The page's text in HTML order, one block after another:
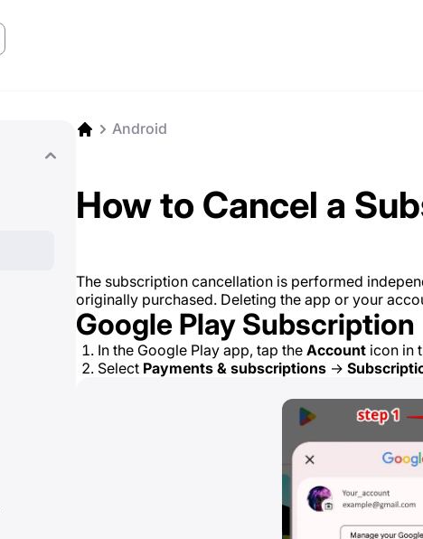
Android
How to Cancel a
The subscription cancellation is performed
originally purchased. Deleting the app or your
Google Play Subscription
In the Google Play app, tap the Account icon in
Select Payments & subscriptions →